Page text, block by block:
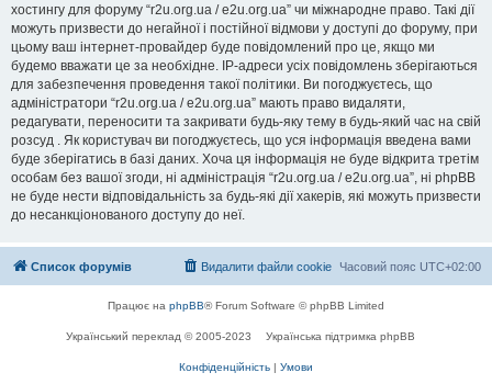
хостингу для форуму “r2u.org.ua / e2u.org.ua” чи міжнародне право. Такі дії
можуть призвести до негайної і постійної відмови у доступі до форуму, при
цьому ваш інтернет-провайдер буде повідомлений про це, якщо ми
будемо вважати це за необхідне. IP-адреси усіх повідомлень зберігаються
для забезпечення проведення такої політики. Ви погоджуєтесь, що
адміністратори “r2u.org.ua / e2u.org.ua” мають право видаляти,
редагувати, переносити та закривати будь-яку тему в будь-який час на свій
розсуд . Як користувач ви погоджуєтесь, що уся інформація введена вами
буде зберігатись в базі даних. Хоча ця інформація не буде відкрита третім
особам без вашої згоди, ні адміністрація “r2u.org.ua / e2u.org.ua”, ні phpBB
не буде нести відповідальність за будь-які дії хакерів, які можуть призвести
до несанкціонованого доступу до неї.
Список форумів Часовий пояс UTC+02:00
Видалити файли cookie
Працює на phpBB® Forum Software © phpBB Limited
Український переклад © 2005-2023 Українська підтримка phpBB
Конфіденційність | Умови